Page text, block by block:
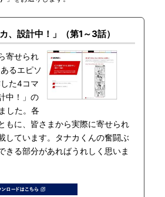
、設計中！」（第1～3話）
寄せられ
るエピソ
た4コマ
中！」の
した。各
もに、皆さまから実際に寄せられ
しています。タナカくんの奮闘ぶ
きる部分があればうれしく思いま